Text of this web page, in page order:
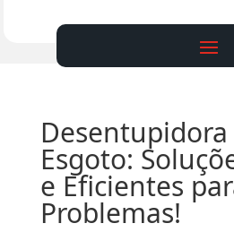
Desentupidora
Esgoto:
e Eficientes
Problemas!